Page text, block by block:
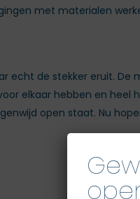
met materialen
echt de stekker eruit. De
elkaar hebben en heel
open staat. Nu